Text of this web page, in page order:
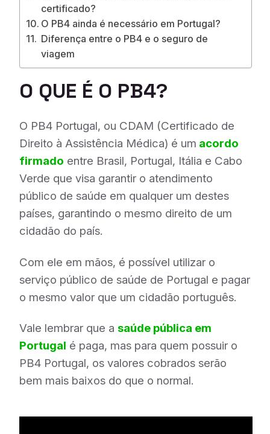
certificado?
O PB4 ainda é necessário em Portugal?
Diferença entre o PB4 e o seguro de
viagem
O QUE É O PB4?
O PB4 Portugal, ou CDAM (Certificado de
Direito à Assistência Médica) é um acordo
firmado entre Brasil, Portugal, Itália e Cabo
Verde que visa garantir o atendimento
público de saúde em qualquer um destes
países, garantindo o mesmo direito de um
cidadão do país.
Com ele em mãos, é possível utilizar o
serviço público de saúde de Portugal e pagar
o mesmo valor que um cidadão português.
Vale lembrar que a saúde pública em
Portugal é paga, mas para quem possuir o
PB4 Portugal, os valores cobrados serão
bem mais baixos do que o normal.